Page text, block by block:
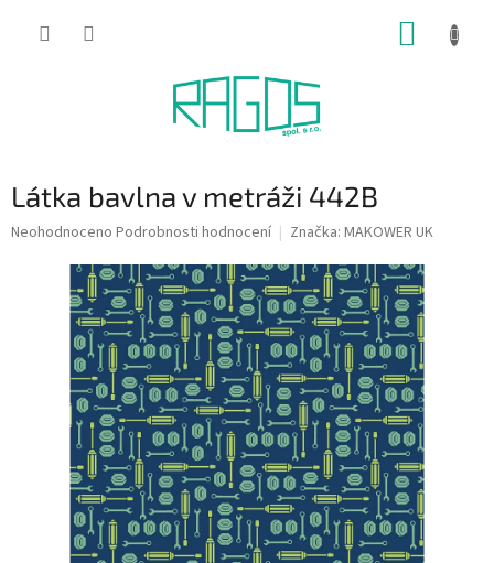
Látka bavlna v metráži 442B
Průměrné
hvězdiček.
Neohodnoceno Podrobnosti hodnocení Značka: MAKOWER UK